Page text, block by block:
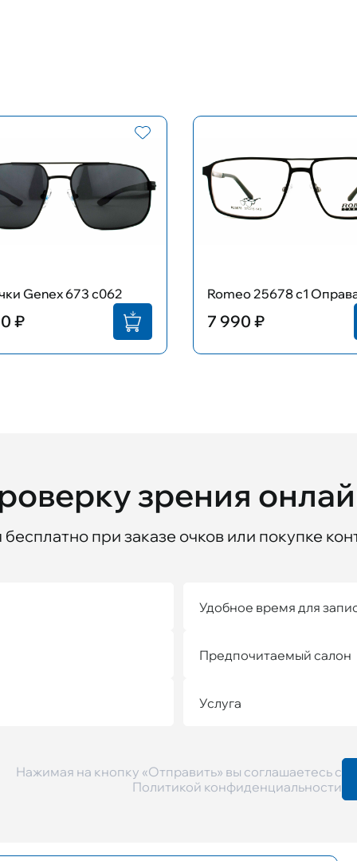
Genex 673 c062
₽
Romeo 25678 с1
7 990 ₽
зрения
при заказе очков или покупке
Удобное время для
Предпочитаемый салон
Услуга
Нажимая на кнопку «Отправить» вы соглашаетесь с
Политикой конфиденциальности